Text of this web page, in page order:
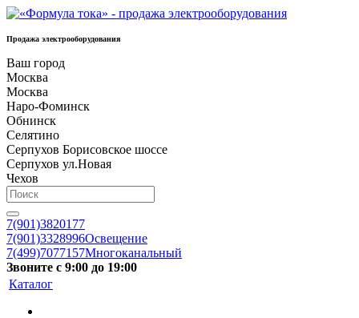
Продажа электрооборудования
Ваш город
Москва
Москва
Наро-Фоминск
Обнинск
Селятино
Серпухов Борисовское шоссе
Серпухов ул.Новая
Чехов
7(901)3820177
7(901)3328996Освещение
7(499)7077157Многоканальный
Звоните с 9:00 до 19:00
Каталог